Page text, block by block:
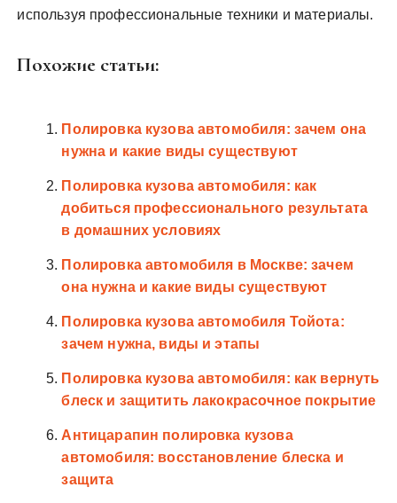
используя профессиональные техники и материалы.
Похожие статьи:
Полировка кузова автомобиля: зачем она
нужна и какие виды существуют
Полировка кузова автомобиля: как
добиться профессионального результата
в домашних условиях
Полировка автомобиля в Москве: зачем
она нужна и какие виды существуют
Полировка кузова автомобиля Тойота:
зачем нужна, виды и этапы
Полировка кузова автомобиля: как вернуть
блеск и защитить лакокрасочное покрытие
Антицарапин полировка кузова
автомобиля: восстановление блеска и
защита